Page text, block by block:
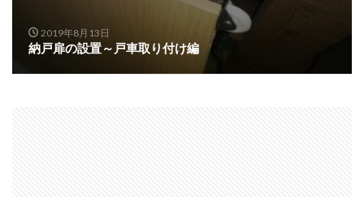
2019年8月13日
納戸扉の設置～戸車取り付け編